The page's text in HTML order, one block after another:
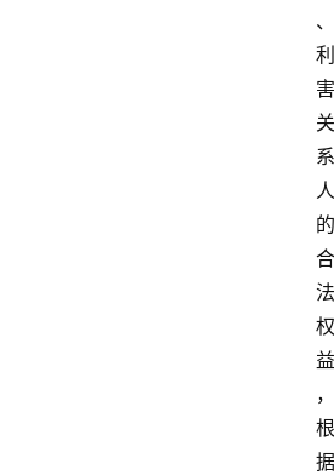
、
利
害
关
系
人
的
合
法
权
益
，
根
据